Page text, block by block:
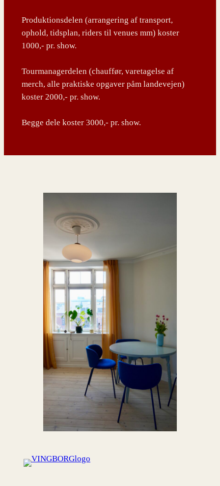
Produktionsdelen (arrangering af transport,
ophold, tidsplan, riders til venues mm) koster
1000,- pr. show.
Tourmanagerdelen (chauffør, varetagelse af
merch, alle praktiske opgaver påm landevejen)
koster 2000,- pr. show.
Begge dele koster 3000,- pr. show.